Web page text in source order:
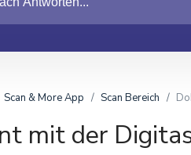
Scan & More App Scan Bereich
mit der